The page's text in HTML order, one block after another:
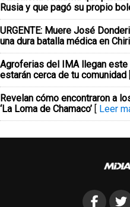
Rusia y que pagó su propio
URGENTE: Muere José
una dura batalla médica en
Agroferias del IMA llegan
estarán cerca de tu comunidad
Revelan cómo encontraron a
‘La Loma de Chamaco’ [ Leer